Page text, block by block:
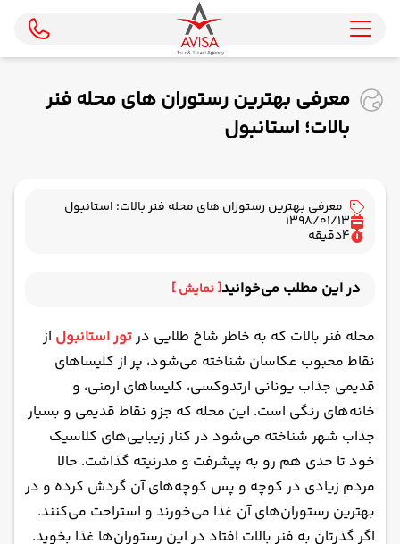
معرفی بهترین رستوران های محله فنر
بالات؛ استانبول
معرفی بهترین رستوران های محله فنر بالات؛ استانبول
1398/01/13
4دقیقه
در این مطلب می‌خوانید[ نمایش ]
رستوران بالات ساحل
Canak Mangalda Kurufasulye
کافه Naftalin K
کوکلایف بالات
محله فنر بالات که به خاطر شاخ طلایی درتور استانبول از
نقاط محبوب عکاسان شناخته می‌شود، پر از کلیساهای
قدیمی جذاب یونانی ارتدوکسی، کلیساهای ارمنی، و
خانه‌های رنگی است. این محله که جزو نقاط قدیمی و بسیار
جذاب شهر شناخته می‌شود در کنار زیبایی‌های کلاسیک
خود تا حدی هم رو به پیشرفت و مدرنیته گذاشت. حالا
مردم زیادی در کوچه و پس کوچه‌های آن گردش کرده و در
بهترین رستوران‌های آن غذا می‌خورند و استراحت می‌کنند.
اگر گذرتان به فنر بالات افتاد در این رستوران‌ها غذا بخوید.